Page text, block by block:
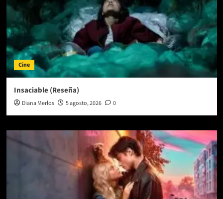
Cine
Insaciable (Reseña)
Diana Merlos 5 agosto, 2026 0